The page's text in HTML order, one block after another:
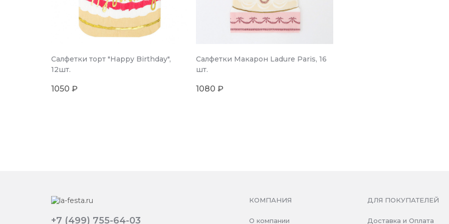
Салфетки торт "Happy Birthday",
12шт.
1050 ₽
Салфетки Макарон Ladure Paris, 16
шт.
1080 ₽
+7 (499) 755-64-03
КОМПАНИЯ
О компании
ДЛЯ ПОКУПАТЕЛЕЙ
Доставка и Оплата